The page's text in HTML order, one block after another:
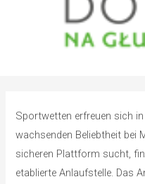
Sportwetten erfreuen sich
wachsenden Beliebtheit bei
sicheren Plattform sucht,
etablierte Anlaufstelle. Das